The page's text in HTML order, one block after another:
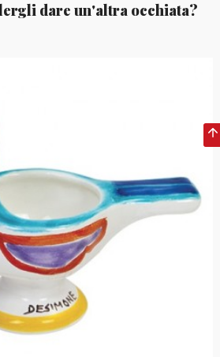
dare un'altra occhiata?